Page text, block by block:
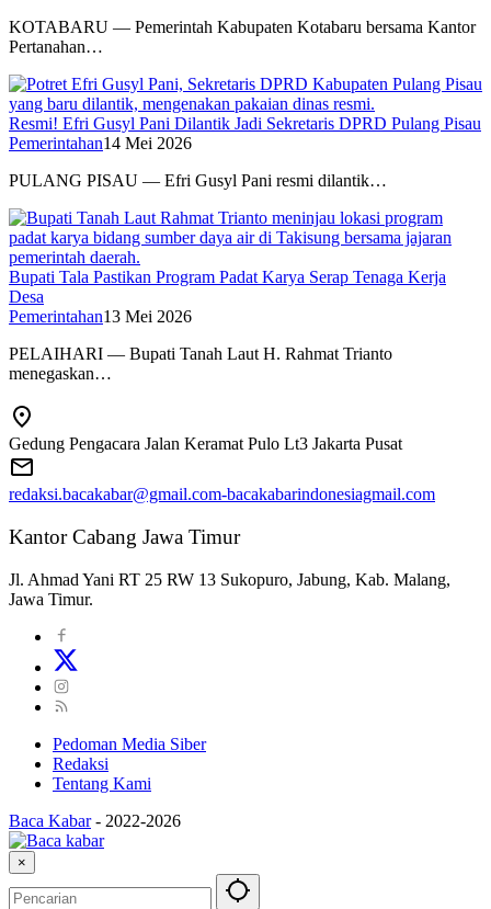
KOTABARU — Pemerintah Kabupaten Kotabaru bersama Kantor
Pertanahan…
Resmi! Efri Gusyl Pani Dilantik Jadi Sekretaris DPRD Pulang Pisau
Pemerintahan14 Mei 2026
PULANG PISAU — Efri Gusyl Pani resmi dilantik…
Bupati Tala Pastikan Program Padat Karya Serap Tenaga Kerja
Desa
Pemerintahan13 Mei 2026
PELAIHARI — Bupati Tanah Laut H. Rahmat Trianto
menegaskan…
Gedung Pengacara Jalan Keramat Pulo Lt3 Jakarta Pusat
redaksi.bacakabar@gmail.com-bacakabarindonesiagmail.com
Kantor Cabang Jawa Timur
Jl. Ahmad Yani RT 25 RW 13 Sukopuro, Jabung, Kab. Malang,
Jawa Timur.
Pedoman Media Siber
Redaksi
Tentang Kami
Baca Kabar - 2022-2026
×